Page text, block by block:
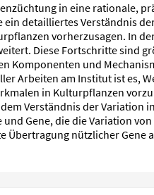
in eine rationale,
ein detailliertes Verständnis
vorherzusagen. In
Diese Fortschritte sind
Komponenten und
Arbeiten am Institut ist es,
in Kulturpflanzen
Verständnis der Variation
und Gene, die die Variation
Übertragung nützlicher Gene